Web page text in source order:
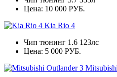
Цена: 10 000 РУБ.
Kia Rio 4
Чип тюнинг 1.6 123лс
Цена: 5 000 РУБ.